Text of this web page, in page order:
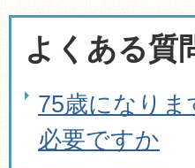
よくある質
75歳になり
必要ですか